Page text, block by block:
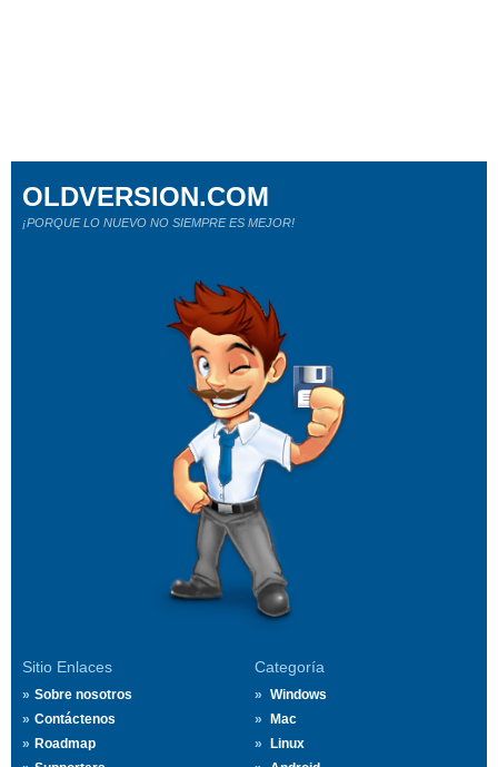
Sitio Enlaces
Sobre nosotros
Contáctenos
Roadmap
Categoría
Windows
Mac
Linux
OLDVERSION.COM
¡PORQUE LO NUEVO NO SIEMPRE ES MEJOR!